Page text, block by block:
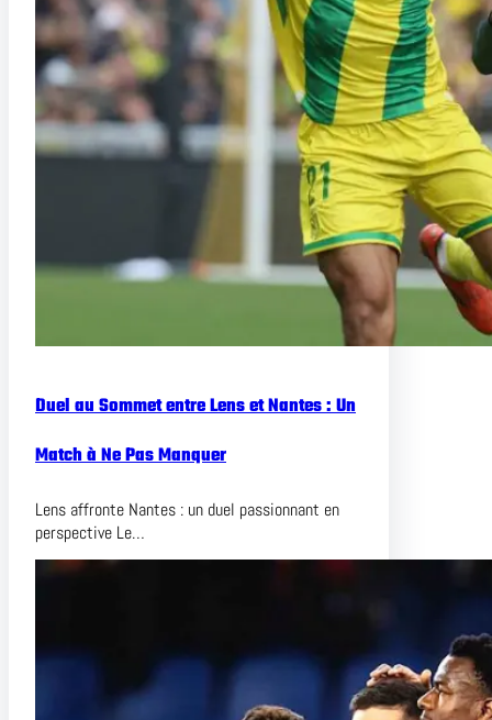
Duel au Sommet entre Lens et Nantes : Un
Match à Ne Pas Manquer
Lens affronte Nantes : un duel passionnant en
perspective Le…